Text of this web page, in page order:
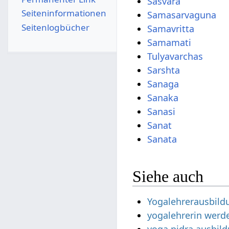
Samasarvaguna
Samavritta
Samamati
Tulyavarchas
Sarshta
Sanaga
Sanaka
Sanasi
Sanat
Sanata
Siehe auch
yogalehrerin
Seiten­­informationen
Seitenlogbücher